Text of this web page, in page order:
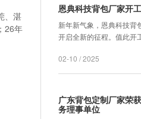
、湛
26年
恩典科技背包厂家开
新年新气象，恩典科技背
开启全新的征程。值此开
02-10 / 2025
广东背包定制厂家荣
务理事单位